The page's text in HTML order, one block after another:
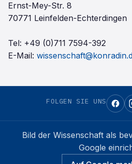
Ernst-Mey-Str. 8
70771 Leinfelden-Echterdingen
Tel: +49 (0)711 7594-392
E-Mail:
FOLGEN SIE UNS
Bild der Wissenschaft als
Google